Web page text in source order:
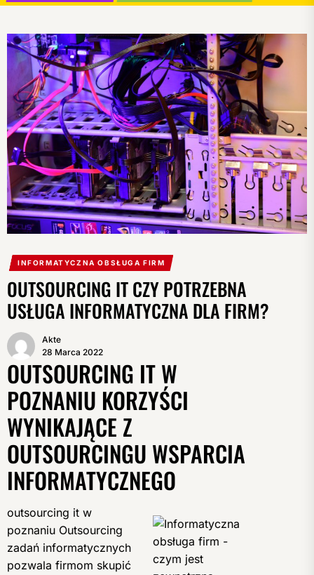
INFORMATYCZNA OBSŁUGA FIRM
OUTSOURCING IT CZY POTRZEBNA
USŁUGA INFORMATYCZNA DLA FIRM?
Akte
28 Marca 2022
OUTSOURCING IT W
POZNANIU KORZYŚCI
WYNIKAJĄCE Z
OUTSOURCINGU WSPARCIA
INFORMATYCZNEGO
outsourcing it w
poznaniu Outsourcing
zadań informatycznych
pozwala firmom skupić